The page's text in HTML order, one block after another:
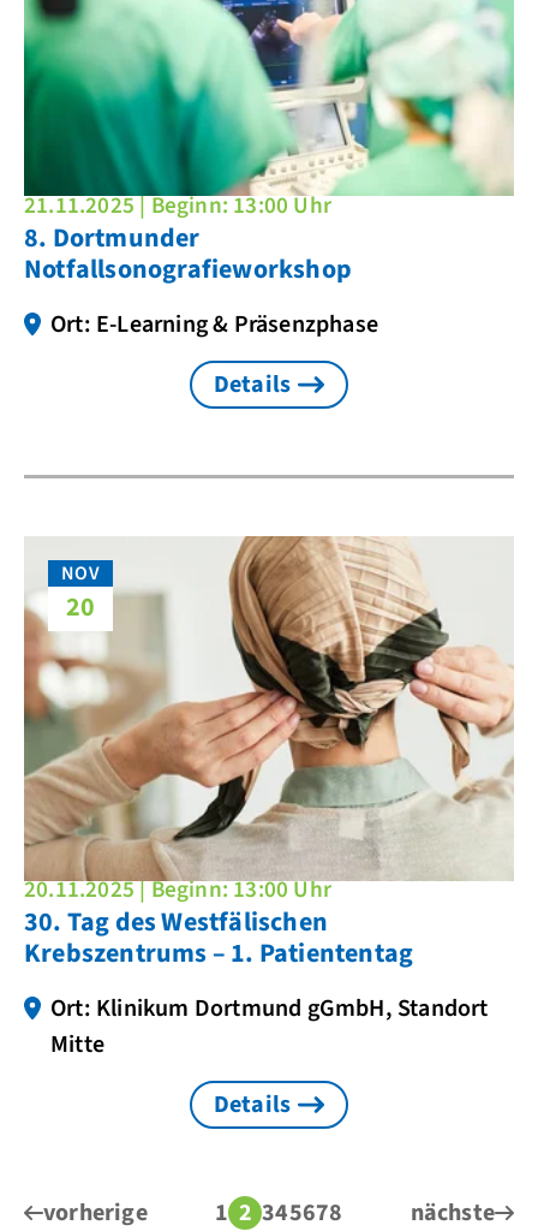
21.11.2025 | Beginn: 13:00 Uhr
8. Dortmunder
Notfallsonografieworkshop
Ort: E-Learning & Präsenzphase
Details
NOV
20
20.11.2025 | Beginn: 13:00 Uhr
30. Tag des Westfälischen
Krebszentrums – 1. Patiententag
Ort: Klinikum Dortmund gGmbH, Standort
Mitte
Details
vorherige 1 2 345678 nächste